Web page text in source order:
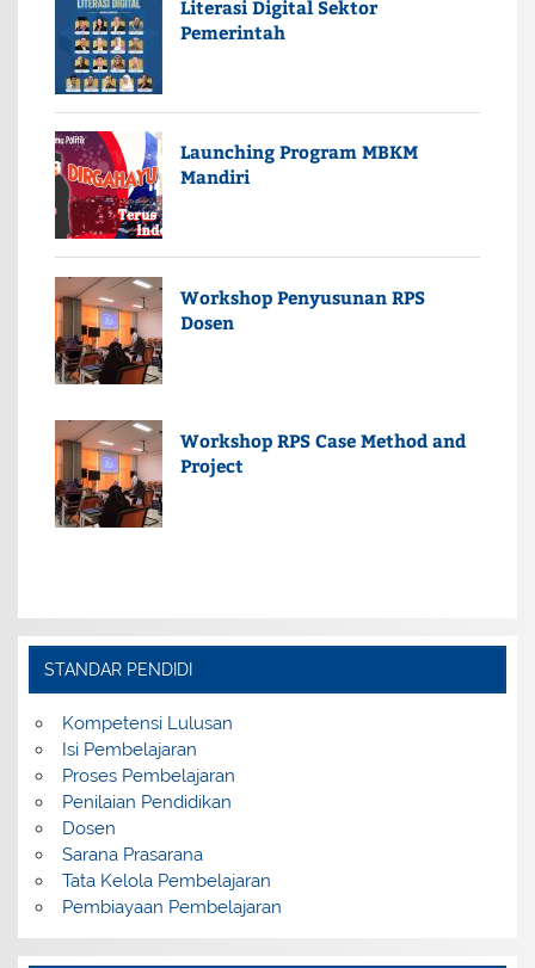
Literasi Digital Sektor
Pemerintah
Launching Program MBKM
Mandiri
Workshop Penyusunan RPS
Dosen
Workshop RPS Case Method and
Project
STANDAR PENDIDI
Kompetensi Lulusan
Isi Pembelajaran
Proses Pembelajaran
Penilaian Pendidikan
Dosen
Sarana Prasarana
Tata Kelola Pembelajaran
Pembiayaan Pembelajaran